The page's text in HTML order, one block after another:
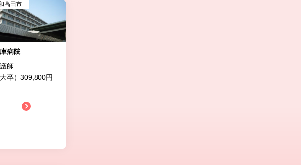
高田市
病院
師
大卒）309,800円